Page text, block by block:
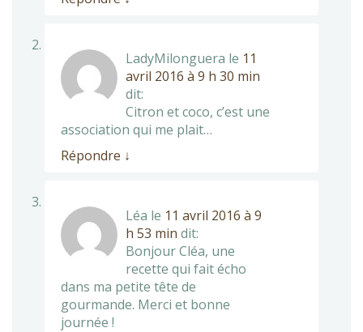
LadyMilonguera le 11
avril 2016 à 9 h 30 min
dit:
Citron et coco, c’est une
association qui me plait…
Répondre ↓
Léa le 11 avril 2016 à 9
h 53 min dit:
Bonjour Cléa, une
recette qui fait écho
dans ma petite tête de
gourmande. Merci et bonne
journée !